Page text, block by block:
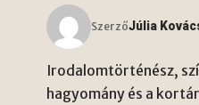
SzerzőJúlia
Irodalomtörténész,
hagyomány és a